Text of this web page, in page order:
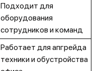
Подходит для
оборудования
сотрудников и команд
Работает для апгрейда
техники и обустройства